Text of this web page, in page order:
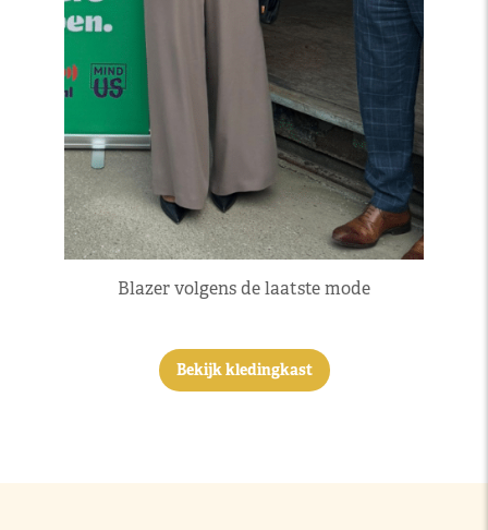
Blazer volgens de laatste mode
Bekijk kledingkast